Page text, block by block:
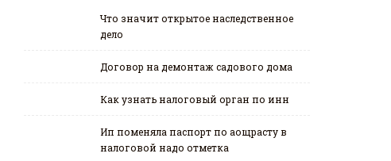
Что значит открытое наследственное
дело
Договор на демонтаж садового дома
Как узнать налоговый орган по инн
Ип поменяла паспорт по аощрасту в
налоговой надо отметка